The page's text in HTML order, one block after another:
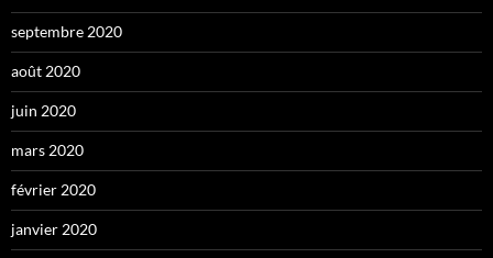
septembre 2020
août 2020
juin 2020
mars 2020
février 2020
janvier 2020